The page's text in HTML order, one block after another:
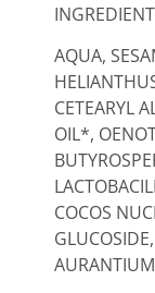
AQUA,
CETEARYL
OIL*,
COCOS